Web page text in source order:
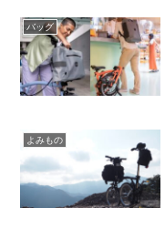
バッグ
よみもの